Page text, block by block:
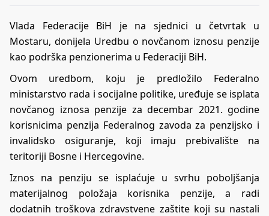
Vlada Federacije BiH je na sjednici u četvrtak u
Mostaru, donijela Uredbu o novčanom iznosu penzije
kao podrška penzionerima u Federaciji BiH.
Ovom uredbom, koju je predložilo Federalno
ministarstvo rada i socijalne politike, uređuje se isplata
novčanog iznosa penzije za decembar 2021. godine
korisnicima penzija Federalnog zavoda za penzijsko i
invalidsko osiguranje, koji imaju prebivalište na
teritoriji Bosne i Hercegovine.
Iznos na penziju se isplaćuje u svrhu poboljšanja
materijalnog položaja korisnika penzije, a radi
dodatnih troškova zdravstvene zaštite koji su nastali